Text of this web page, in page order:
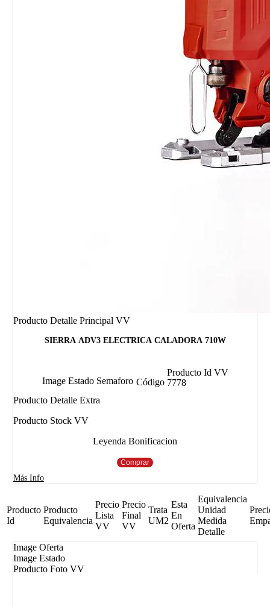
Producto Detalle Principal VV
SIERRA ADV3 ELECTRICA CALADORA 710W
Image Estado Semaforo Código
Producto Id VV
7778
Producto Detalle Extra
Producto Stock VV
Leyenda Bonificacion
Comprar
Más Info
Producto
Id
Producto
Equivalencia
Precio
Lista
VV
Precio
Final
VV
Trata
UM2
Esta
En
Oferta
Equivalencia
Unidad
Medida
Detalle
Image Oferta
Image Estado
Producto Foto VV